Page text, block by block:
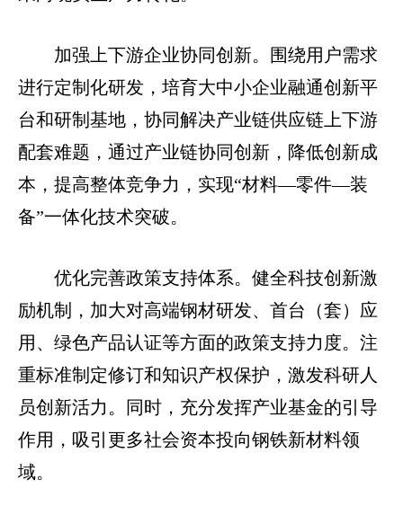
加强上下游企业协同创新。围绕用户需求
进行定制化研发，培育大中小企业融通创新平
台和研制基地，协同解决产业链供应链上下游
配套难题，通过产业链协同创新，降低创新成
本，提高整体竞争力，实现“材料—零件—装
备”一体化技术突破。
优化完善政策支持体系。健全科技创新激
励机制，加大对高端钢材研发、首台（套）应
用、绿色产品认证等方面的政策支持力度。注
重标准制定修订和知识产权保护，激发科研人
员创新活力。同时，充分发挥产业基金的引导
作用，吸引更多社会资本投向钢铁新材料领
域。